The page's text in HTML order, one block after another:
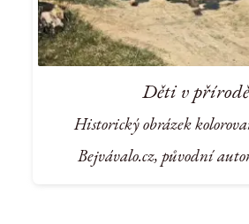
Děti v
Historický obrázek
Bejvávalo.cz, původní